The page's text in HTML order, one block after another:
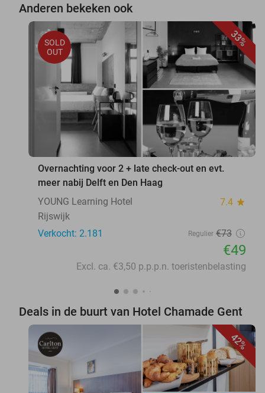
Anderen bekeken ook
33%
SOLD
OUT
Overnachting voor 2 + late check-out en evt.
meer nabij Delft en Den Haag
YOUNG Learning Hotel
7.4 star
Rijswijk
Verkocht: 2.181
Regulier €73
€49
Excl. ca. €3,50 p.p.p.n. toeristenbelasting
Deals in de buurt van Hotel Chamade Gent
42%